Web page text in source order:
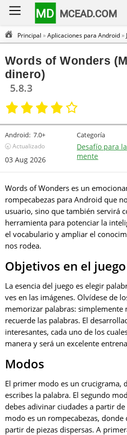
MD MCEAD.COM
Principal »Aplicaciones para Android»
Words of Wonders
dinero)
5.8.3
Android: 7.0+
🕣 Actualizado
03 Aug 2026
Categoría
Desafío para la
mente
Words of Wonders es un
rompecabezas para Android que
usuario, sino que también servirá
herramienta para potenciar la
el vocabulario y ampliar el
nos rodea.
Objetivos en el juego
La esencia del juego es elegir
ves en las imágenes. Olvídese de
memorizar palabras: simplemente
recuerde las palabras. El
interesantes, cada uno de los
manera y será un excelente
Modos
El primer modo es un crucigrama,
escribes la palabra. El segundo
debes adivinar ciudades a partir
modo es un rompecabezas,
partir de piezas dispersas. A